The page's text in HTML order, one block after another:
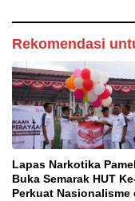
Rekomendasi
Lapas Narkotika
Buka Semarak HUT
Perkuat Nasionalisme